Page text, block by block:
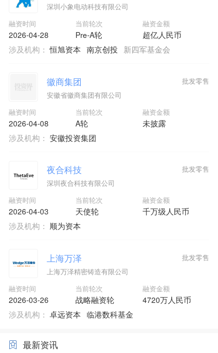
深圳小象电动科技有限公司
融资时间
2026-04-28
当前轮次
Pre-A轮
融资金额
超亿人民币
涉及机构：恒旭资本 南京创投 新四军基金会
徽商集团
安徽省徽商集团有限公司
融资时间
2026-04-08
当前轮次
A轮
融资金额
未披露
批发零售
涉及机构： 安徽投资集团
夜合科技
深圳夜合科技有限公司
融资时间
2026-04-03
当前轮次
天使轮
融资金额
千万级人民币
批发零售
涉及机构： 顺为资本
上海万泽
上海万泽精密铸造有限公司
融资时间
2026-03-26
当前轮次
战略融资轮
融资金额
4720万人民币
批发零售
涉及机构： 卓远资本 临港数科基金
最新资讯